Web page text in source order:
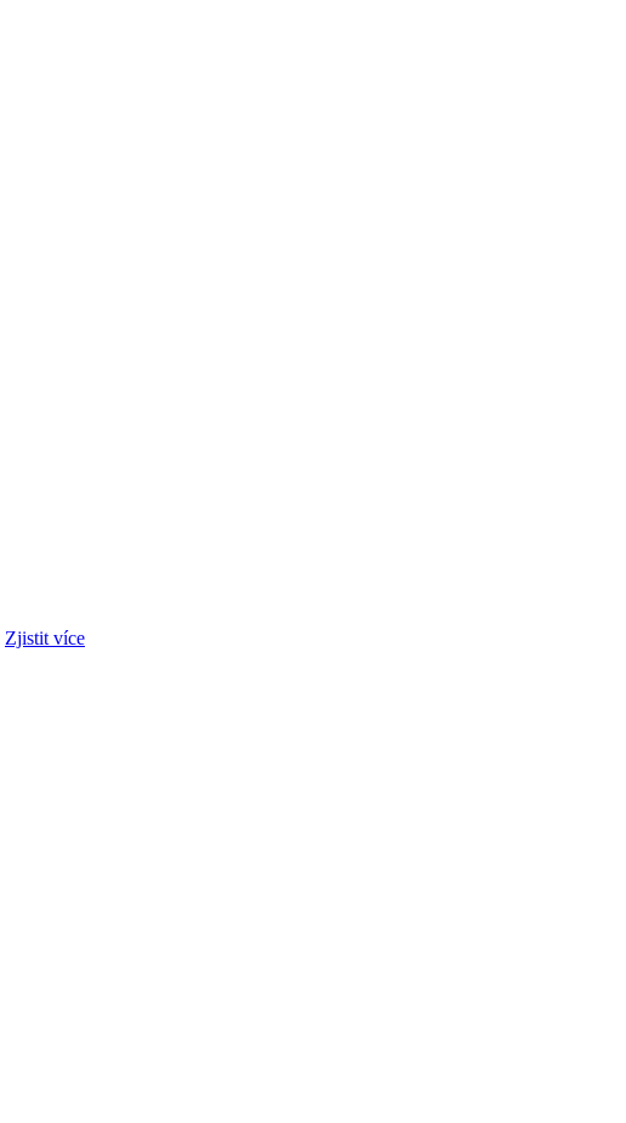
Zjistit více